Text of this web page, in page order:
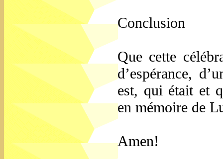
Conclusion
Que cette
d’espérance,
est, qui était et
en mémoire de
Amen!